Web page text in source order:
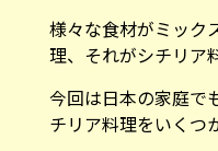
様々な食材がミック
理、それがシチリア
今回は日本の家庭で
チリア料理をいくつ